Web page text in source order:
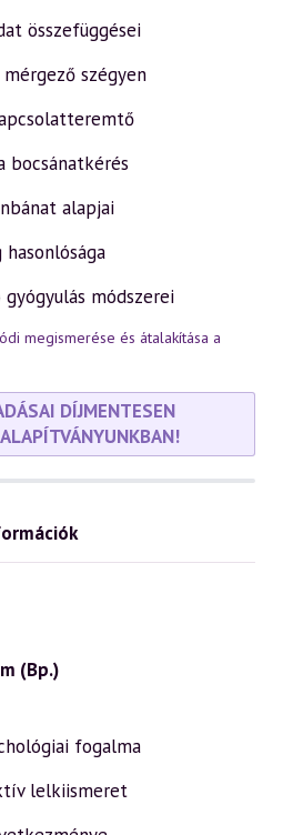
összefüggései
mérgező szégyen
bocsánatkérés
alapjai
módszerei
megismerése és átalakítása a
DÍJMENTESEN
(Bp.)
fogalma
lelkiismeret